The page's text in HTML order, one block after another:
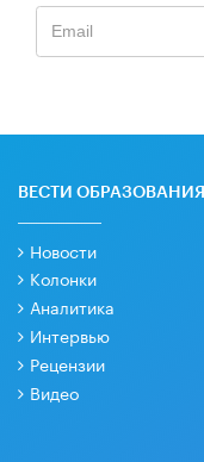
ВЕСТИ ОБРАЗОВАНИЯ
Новости
Колонки
Аналитика
Интервью
Рецензии
Видео